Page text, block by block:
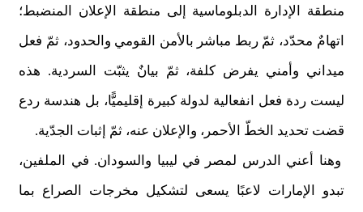
منطقة الإدارة الدبلوماسية إلى منطقة الإعلان المنضبط؛
اتهامٌ محدّد، ثمّ ربط مباشر بالأمن القومي والحدود، ثمّ فعل
ميداني وأمني يفرض كلفة، ثمّ بيانٌ يثبّت السردية. هذه
ليست ردة فعل انفعالية لدولة كبيرة إقليميًّا، بل هندسة ردع
قضت تحديد الخطّ الأحمر، والإعلان عنه، ثمّ إثبات الجدّية.
وهنا أعني الدرس لمصر في ليبيا والسودان. في الملفين،
تبدو الإمارات لاعبًا يسعى لتشكيل مخرجات الصراع بما